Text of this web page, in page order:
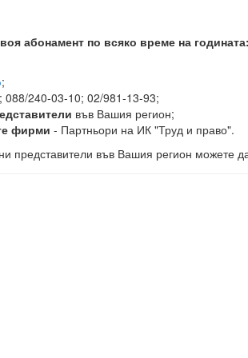
абонамент по всяко време на годината:
;
088/240-03-10; 02/981-13-93;
във Вашия регион;
фирми - Партньори на ИК "Труд и право".
представители във Вашия регион можете